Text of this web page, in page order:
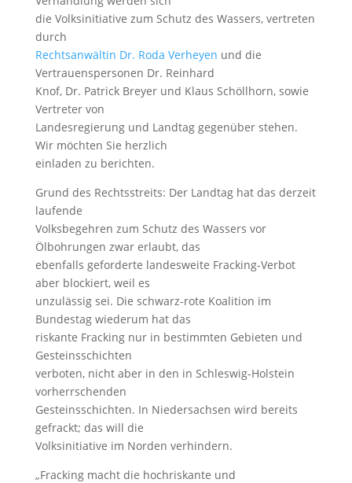
die Volksinitiative zum Schutz des Wassers, vertreten
durch
Rechtsanwältin Dr. Roda Verheyen und die
Vertrauenspersonen Dr. Reinhard
Knof, Dr. Patrick Breyer und Klaus Schöllhorn, sowie
Vertreter von
Landesregierung und Landtag gegenüber stehen.
Wir möchten Sie herzlich
einladen zu berichten.
Grund des Rechtsstreits: Der Landtag hat das derzeit
laufende
Volksbegehren zum Schutz des Wassers vor
Ölbohrungen zwar erlaubt, das
ebenfalls geforderte landesweite Fracking-Verbot
aber blockiert, weil es
unzulässig sei. Die schwarz-rote Koalition im
Bundestag wiederum hat das
riskante Fracking nur in bestimmten Gebieten und
Gesteinsschichten
verboten, nicht aber in den in Schleswig-Holstein
vorherrschenden
Gesteinsschichten. In Niedersachsen wird bereits
gefrackt; das will die
Volksinitiative im Norden verhindern.
„Fracking macht die hochriskante und